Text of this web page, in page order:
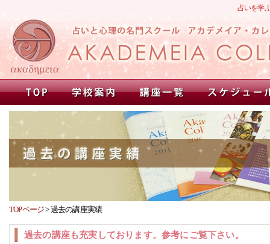
占いを学
TOPページ>過去の講座実績
過去の講座も充実しております。参考にご覧下さい。